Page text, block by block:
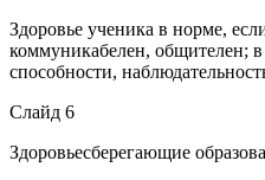
Здоровье ученика в норме,
коммуникабелен, общителен;
способности,
Слайд 6
Здоровьесберегающие